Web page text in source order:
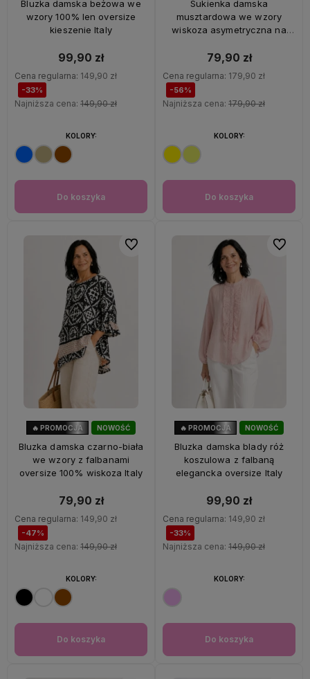
Bluzka damska beżowa we
wzory 100% len oversize
kieszenie Italy
99,90 zł
Cena regularna: 149,90 zł
-33%
Najniższa cena: 149,90 zł
Do koszyka
KOLORY:
Sukienka damska
musztardowa we wzory
wiskoza asymetryczna na
79,90 zł
Cena regularna: 179,90 zł
-56%
Najniższa cena: 179,90 zł
Do koszyka
KOLORY:
NOWOŚĆ
🔥 PROMOCJA
Bluzka damska czarno-biała
we wzory z falbanami
oversize 100% wiskoza Italy
79,90 zł
Cena regularna: 149,90 zł
-47%
Najniższa cena: 149,90 zł
Do koszyka
KOLORY:
Do ulubionych
NOWOŚĆ
🔥 PROMOCJA
Bluzka damska blady róż
koszulowa z falbaną
elegancka oversize Italy
99,90 zł
Cena regularna: 149,90 zł
-33%
Najniższa cena: 149,90 zł
Do koszyka
KOLORY:
Do